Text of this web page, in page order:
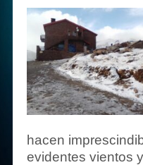
hacen
evidentes vientos